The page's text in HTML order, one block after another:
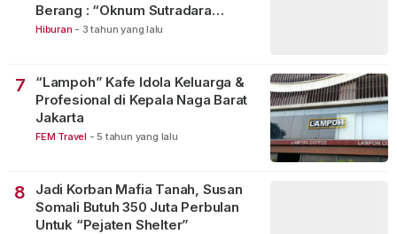
Berang : “Oknum Sutradara
Merusak Perfilman Indonesia”!
Hiburan - 3 tahun yang lalu
7
“Lampoh” Kafe Idola Keluarga &
Profesional di Kepala Naga Barat
Jakarta
FEM Travel - 5 tahun yang lalu
8
Jadi Korban Mafia Tanah, Susan
Somali Butuh 350 Juta Perbulan
Untuk “Pejaten Shelter”